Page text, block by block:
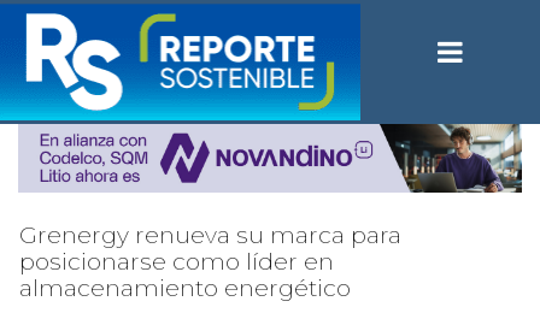
Grenergy renueva su marca para
posicionarse como líder en
almacenamiento energético